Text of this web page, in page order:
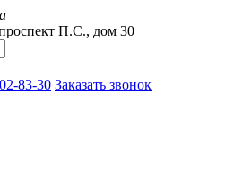
П.C., дом 30
83-30 Заказать звонок